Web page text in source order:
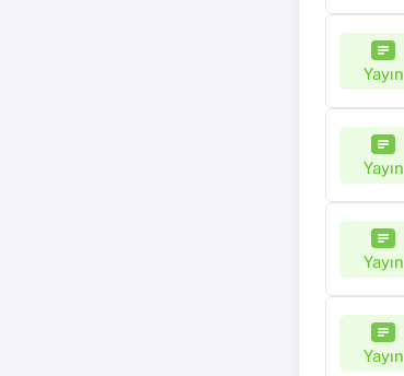
Yayın
Yayın
Yayın
Yayın